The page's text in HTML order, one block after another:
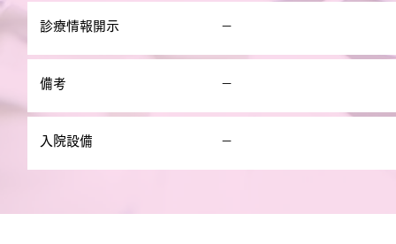
診療情報開示 －
備考 －
入院設備 －